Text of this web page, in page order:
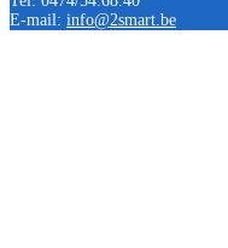
E-mail: info@2smart.be